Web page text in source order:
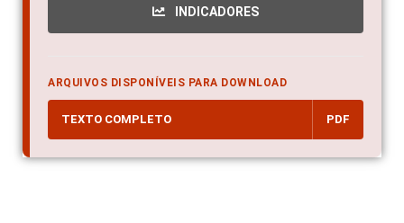
INDICADORES
ARQUIVOS DISPONÍVEIS PARA DOWNLOAD
TEXTO COMPLETO PDF